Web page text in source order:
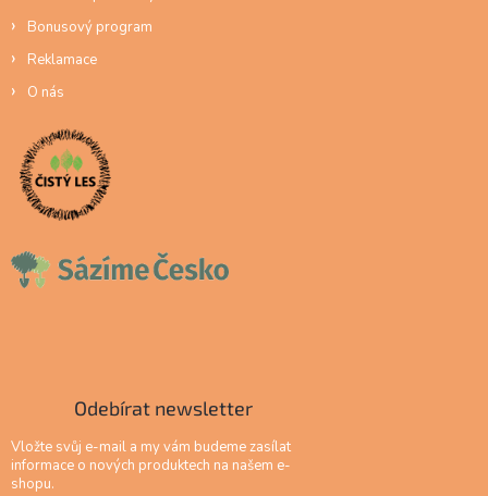
Bonusový program
Reklamace
O nás
Odebírat newsletter
Vložte svůj e-mail a my vám budeme zasílat
informace o nových produktech na našem e-
shopu.